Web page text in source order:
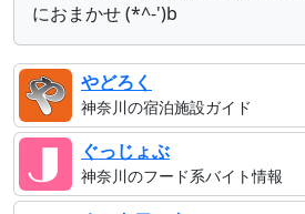
におまかせ (*^-')b
やどろく
神奈川の宿泊施設ガイド
ぐっじょぶ
神奈川のフード系バイト情報